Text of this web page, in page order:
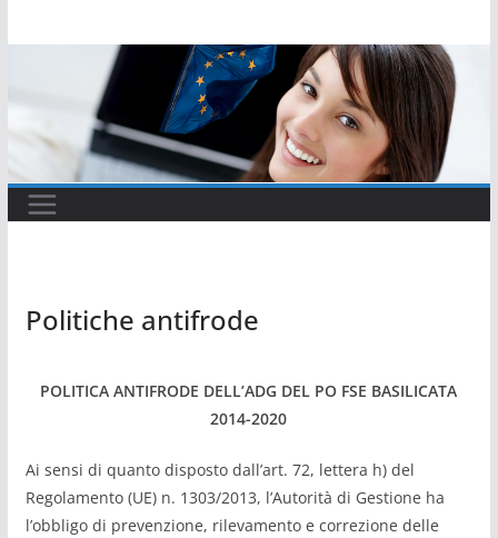
al
Politiche antifrode
POLITICA ANTIFRODE DELL’ADG DEL PO FSE BASILICATA
2014-2020
Ai sensi di quanto disposto dall’art. 72, lettera h) del
Regolamento (UE) n. 1303/2013, l’Autorità di Gestione ha
l’obbligo di prevenzione, rilevamento e correzione delle